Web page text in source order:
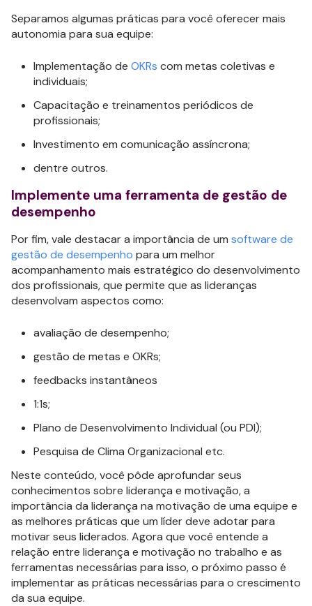
Separamos algumas práticas para você oferecer mais
autonomia para sua equipe:
Implementação de OKRs com metas coletivas e
individuais;
Capacitação e treinamentos periódicos de
profissionais;
Investimento em comunicação assíncrona;
dentre outros.
Implemente uma ferramenta de gestão de
desempenho
Por fim, vale destacar a importância de um software de
gestão de desempenho para um melhor
acompanhamento mais estratégico do desenvolvimento
dos profissionais, que permite que as lideranças
desenvolvam aspectos como:
avaliação de desempenho;
gestão de metas e OKRs;
feedbacks instantâneos
1:1s;
Plano de Desenvolvimento Individual (ou PDI);
Pesquisa de Clima Organizacional etc.
Neste conteúdo, você pôde aprofundar seus
conhecimentos sobre liderança e motivação, a
importância da liderança na motivação de uma equipe e
as melhores práticas que um líder deve adotar para
motivar seus liderados. Agora que você entende a
relação entre liderança e motivação no trabalho e as
ferramentas necessárias para isso, o próximo passo é
implementar as práticas necessárias para o crescimento
da sua equipe.